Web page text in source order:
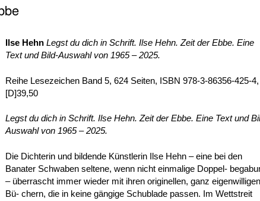
Ilse Hehn Legst du dich in Schrift. Ilse Hehn. Zeit der Ebbe. Eine
Text und Bild-Auswahl von 1965 – 2025.
Reihe Lesezeichen Band 5, 624 Seiten, ISBN 978-3-86356-425-
[D]39,50
Legst du dich in Schrift. Ilse Hehn. Zeit der Ebbe. Eine Text und
Auswahl von 1965 – 2025.
Die Dichterin und bildende Künstlerin Ilse Hehn – eine bei den
Banater Schwaben seltene, wenn nicht einmalige Doppel-
– überrascht immer wieder mit ihren originellen, ganz eigenwilligen
Bü- chern, die in keine gängige Schublade passen. Im Wettstreit